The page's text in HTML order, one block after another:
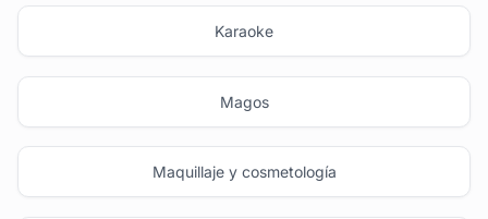
Karaoke
Magos
Maquillaje y cosmetología